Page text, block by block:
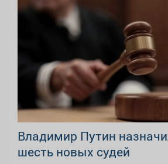
Владимир Путин
шесть новых судей